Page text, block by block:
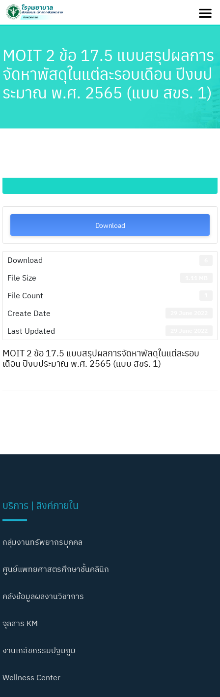
MOIT 2 ข้อ 17.5 แบบสรุปผลการ
จัดหาพัสดุในแต่ละรอบเดือน ปีงบป
ระมาณ พ.ศ. 2565 (แบบ สขร. 1)
Download
Download
File Size
File Count
Create Date
Last Updated
MOIT 2 ข้อ 17.5 แบบสรุปผลการจัดหาพัสดุในแต่ละรอบ
เดือน ปีงบประมาณ พ.ศ. 2565 (แบบ สขร. 1)
บริการ | ลิงค์ภายใน
กลุ่มงานทรัพยากรบุคคล
ศูนย์แพทยศาสตรศึกษาชั้นคลินิก
คลังข้อมูลผลงานวิชาการ
จุลสาร KM
งานเภสัชกรรมปฐมภูมิ
Wellness Center